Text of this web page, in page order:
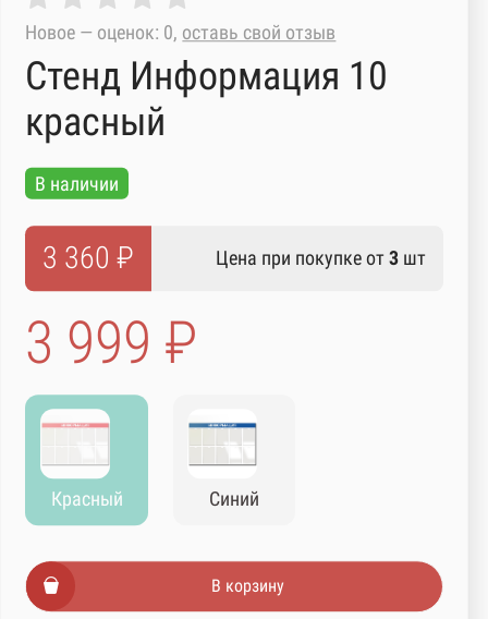
Новое — оценок: 0, оставь свой отзыв
Стенд Информация 10
красный
В наличии
3 360 ₽ Цена при покупке от 3шт
3 999 ₽
Красный Синий
В корзину